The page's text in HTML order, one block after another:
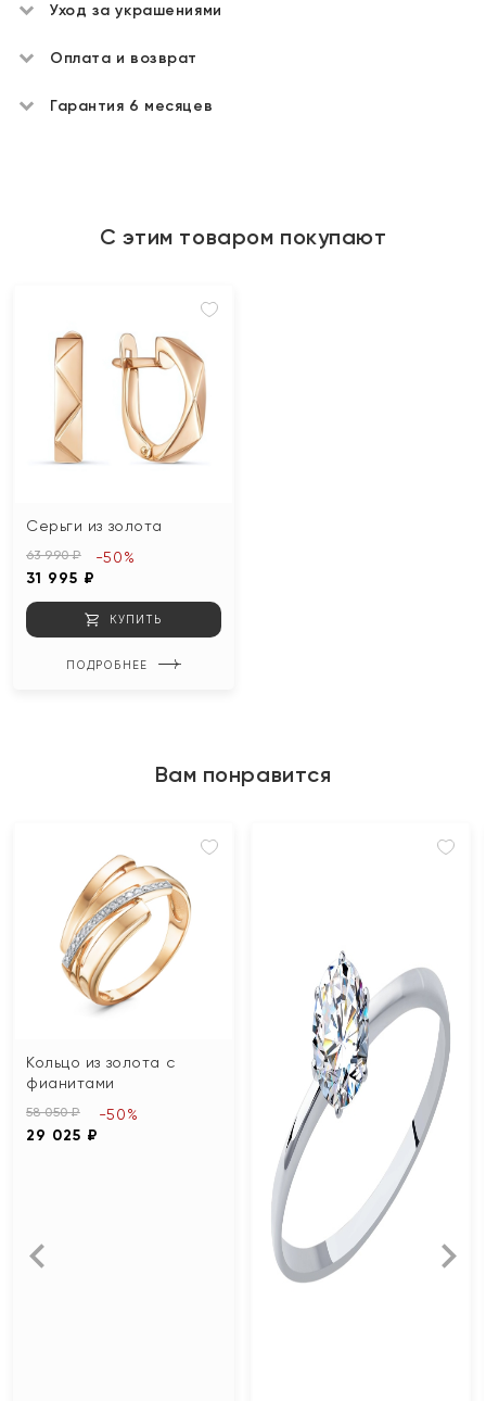
Уход за украшениями
Оплата и возврат
Гарантия 6 месяцев
С этим товаром покупают
Серьги из золота
63 990 ₽
31 995 ₽
-50%
КУПИТЬ
ПОДРОБНЕЕ
Вам понравится
Кольцо из золота с
фианитами
58 050 ₽
29 025 ₽
-50%